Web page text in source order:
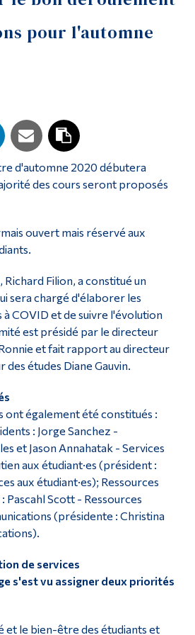
pour l'automne
d'automne 2020 débutera
des cours seront proposés
ouvert mais réservé aux
Filion, a constitué un
sera chargé d'élaborer les
COVID et de suivre l'évolution
est présidé par le directeur
et fait rapport au directeur
études Diane Gauvin.
ont également été constitués :
: Jorge Sanchez -
et Jason Annahatak - Services
aux étudiant·es (président :
aux étudiant·es); Ressources
Pascahl Scott - Ressources
(présidente : Christina
de services
s'est vu assigner deux priorités
et le bien-être des étudiants et
Diplômé·es et visiteur·euses